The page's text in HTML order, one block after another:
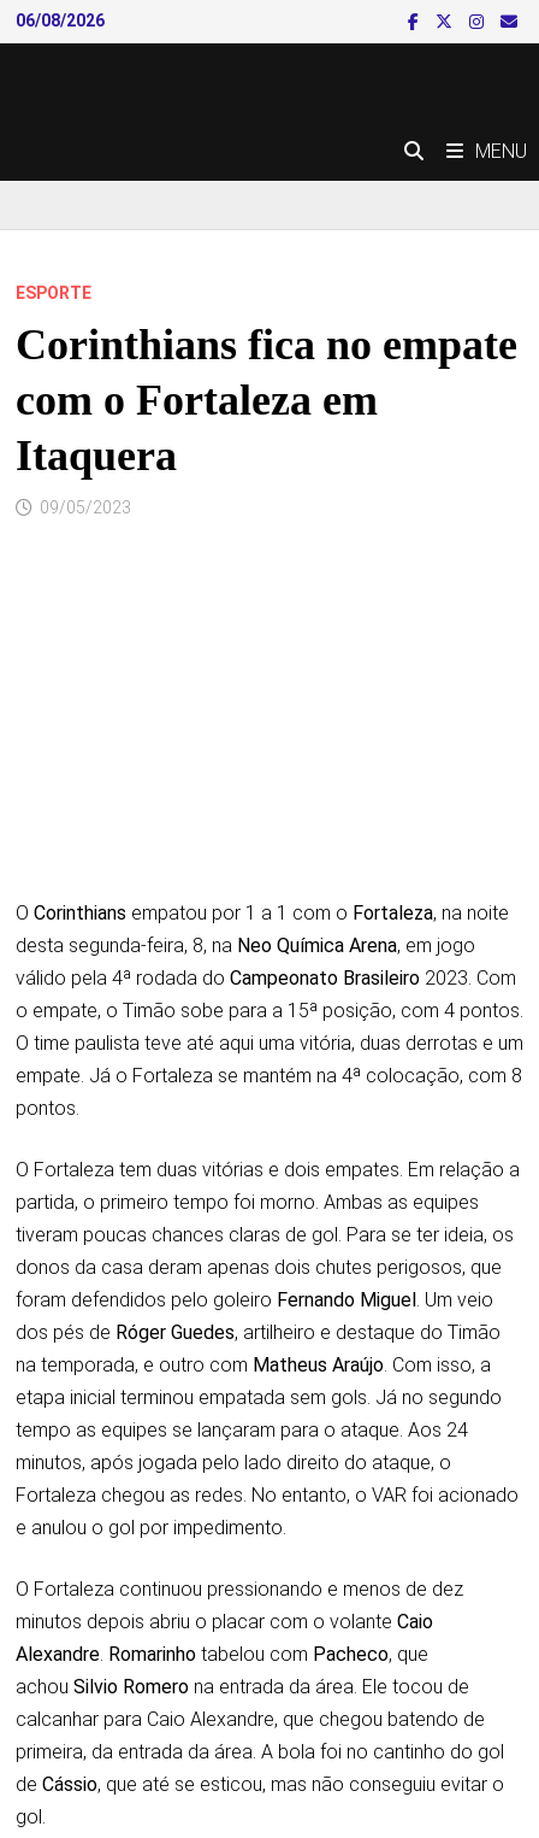
Skip
to
06/08/2026
MENU
ESPORTE
Corinthians fica no empate
com o Fortaleza em
Itaquera
09/05/2023
O Corinthians empatou por 1 a 1 com o Fortaleza, na noite
desta segunda-feira, 8, na Neo Química Arena, em jogo
válido pela 4ª rodada do Campeonato Brasileiro2023. Com
o empate, o Timão sobe para a 15ª posição, com 4 pontos.
O time paulista teve até aqui uma vitória, duas derrotas e um
empate. Já o Fortaleza se mantém na 4ª colocação, com 8
pontos.
O Fortaleza tem duas vitórias e dois empates. Em relação a
partida, o primeiro tempo foi morno. Ambas as equipes
tiveram poucas chances claras de gol. Para se ter ideia, os
donos da casa deram apenas dois chutes perigosos, que
foram defendidos pelo goleiro Fernando Miguel. Um veio
dos pés de Róger Guedes, artilheiro e destaque do Timão
na temporada, e outro com Matheus Araújo. Com isso, a
etapa inicial terminou empatada sem gols. Já no segundo
tempo as equipes se lançaram para o ataque. Aos 24
minutos, após jogada pelo lado direito do ataque, o
Fortaleza chegou as redes. No entanto, o VAR foi acionado
e anulou o gol por impedimento.
O Fortaleza continuou pressionando e menos de dez
minutos depois abriu o placar com o volante Caio
Alexandre. Romarinhotabelou com Pacheco, que
achou Silvio Romerona entrada da área. Ele tocou de
calcanhar para Caio Alexandre, que chegou batendo de
primeira, da entrada da área. A bola foi no cantinho do gol
de Cássio, que até se esticou, mas não conseguiu evitar o
gol.